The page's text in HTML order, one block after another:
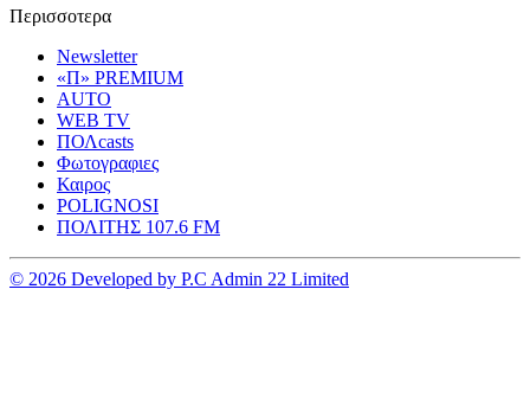
Περισσοτερα
Newsletter
«Π» PREMIUM
AUTO
WEB TV
ΠΟΛcasts
Φωτογραφιες
Καιρος
POLIGNOSI
ΠΟΛΙΤΗΣ 107.6 FM
© 2026 Developed by P.C Admin 22 Limited